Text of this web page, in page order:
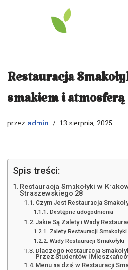
Restauracja
smakiem i atmosferą
przez admin 13 sierpnia, 2025
Spis treści:
Restauracja Smakołyki w
Straszewskiego 28
Czym Jest Restauracja
Dostępne udogodnienia
Jakie Są Zalety i Wady
Zalety Restauracji Smakołyki
Wady Restauracji Smakołyki
Dlaczego Restauracja
Przez Studentów i
Menu na dziś w Restauracji